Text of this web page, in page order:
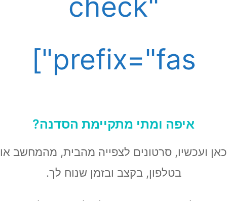
check"
prefix="fas"]
איפה ומתי מתקיימת הסדנה?
ועכשיו, סרטונים לצפייה מהבית, מהמחשב או
בטלפון, בקצב ובזמן שנוח לך.